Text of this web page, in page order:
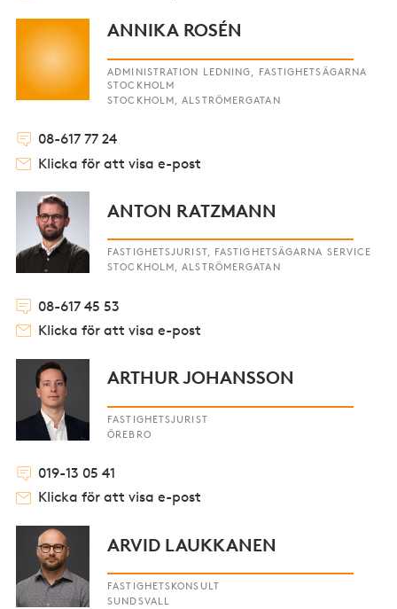
ANNIKA ROSÉN
ADMINISTRATION LEDNING, FASTIGHETSÄGARNA
STOCKHOLM
STOCKHOLM, ALSTRÖMERGATAN
08-617 77 24
Klicka för att visa e-post
ANTON RATZMANN
FASTIGHETSJURIST, FASTIGHETSÄGARNA SERVICE
STOCKHOLM, ALSTRÖMERGATAN
08-617 45 53
Klicka för att visa e-post
ARTHUR JOHANSSON
FASTIGHETSJURIST
ÖREBRO
019-13 05 41
Klicka för att visa e-post
ARVID LAUKKANEN
FASTIGHETSKONSULT
SUNDSVALL